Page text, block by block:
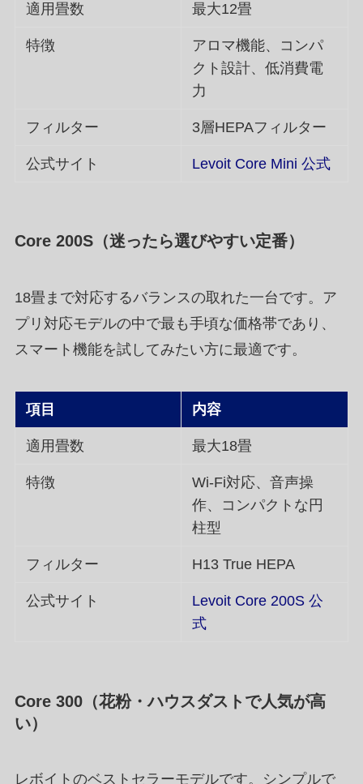
適用畳数 最大12畳
特徴
アロマ機能、コンパ
クト設計、低消費電
力
フィルター 3層HEPAフィルター
公式サイト Levoit Core Mini 公式
Core 200S（迷ったら選びやすい定番）
18畳まで対応するバランスの取れた一台です。ア
プリ対応モデルの中で最も手頃な価格帯であり、
スマート機能を試してみたい方に最適です。
項目 内容
適用畳数 最大18畳
特徴
Wi-Fi対応、音声操
作、コンパクトな円
柱型
フィルター H13 True HEPA
公式サイト
Levoit Core 200S 公
式
Core 300（花粉・ハウスダストで人気が高
い）
レボイトのベストセラーモデルです。シンプルで